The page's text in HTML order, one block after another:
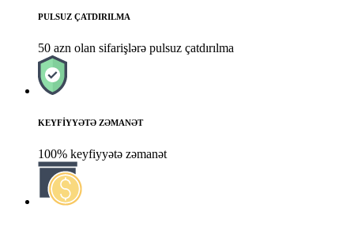
PULSUZ ÇATDIRILMA
50 azn olan sifarişlərə pulsuz çatdırılma
KEYFİYYƏTƏ ZƏMANƏT
100% keyfiyyətə zəmanət